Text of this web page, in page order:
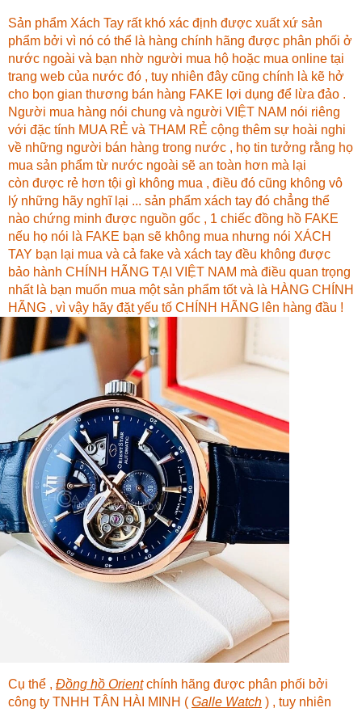
Sản phẩm Xách Tay rất khó xác định được xuất xứ sản
phẩm bởi vì nó có thể là hàng chính hãng được phân phối ở
nước ngoài và bạn nhờ người mua hộ hoặc mua online tại
trang web của nước đó , tuy nhiên đây cũng chính là kẽ hở
cho bọn gian thương bán hàng FAKE lợi dụng để lừa đảo .
Người mua hàng nói chung và người VIỆT NAM nói riêng
với đặc tính MUA RẺ và THAM RẺ cộng thêm sự hoài nghi
về những người bán hàng trong nước , họ tin tưởng rằng họ
mua sản phẩm từ nước ngoài sẽ an toàn hơn mà lại
còn được rẻ hơn tội gì không mua , điều đó cũng không vô
lý những hãy nghĩ lại ... sản phẩm xách tay đó chẳng thể
nào chứng minh được nguồn gốc , 1 chiếc đồng hồ FAKE
nếu họ nói là FAKE bạn sẽ không mua nhưng nói XÁCH
TAY bạn lại mua và cả fake và xách tay đều không được
bảo hành CHÍNH HÃNG TẠI VIỆT NAM mà điều quan trọng
nhất là bạn muốn mua một sản phẩm tốt và là HÀNG CHÍNH
HÃNG , vì vậy hãy đặt yếu tố CHÍNH HÃNG lên hàng đầu !
Cụ thể , Đồng hồ Orientchính hãng được phân phối bởi
công ty TNHH TÂN HÀI MINH ( Galle Watch ) , tuy nhiên